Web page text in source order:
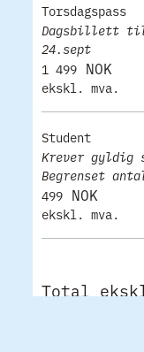
Torsdagspass
Dagsbillett til
24.sept
1 499 NOK
ekskl. mva.
Student
Krever gyldig
Begrenset
499 NOK
ekskl. mva.
Total